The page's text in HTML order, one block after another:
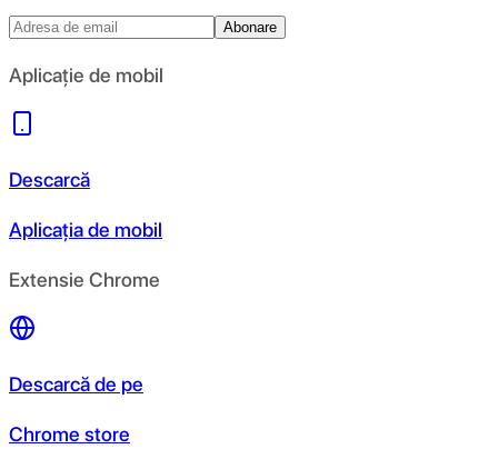
Abonare
Aplicație de mobil
Descarcă
Aplicația de mobil
Extensie Chrome
Descarcă de pe
Chrome store